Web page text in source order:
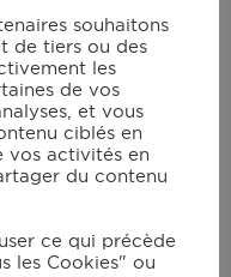
le beurre
en vitesse 1
pour
vanillé, le
souhaitons
de tiers ou des
les
de vos
et vous
ciblés en
vos activités en
du contenu
ce qui précède
les Cookies" ou